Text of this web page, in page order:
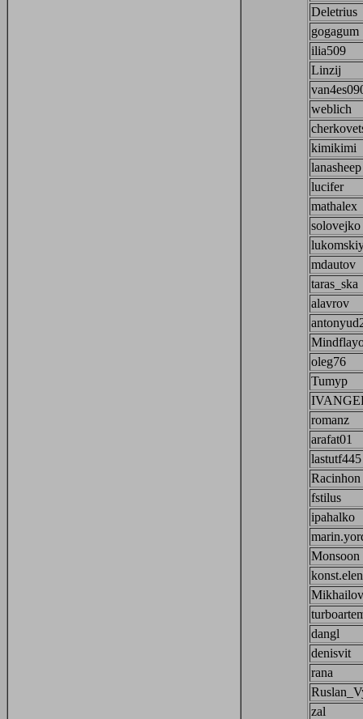
Deletrius
gogagum
ilia509
Linzij
weblich
kimikimi
lanasheep
lucifer
mathalex
solovejko
mdautov
taras_ska
alavrov
oleg76
Tumyp
romanz
arafat01
lastutf445
Racinhon
fstilus
ipahalko
Monsoon
dangl
denisvit
rana
zal